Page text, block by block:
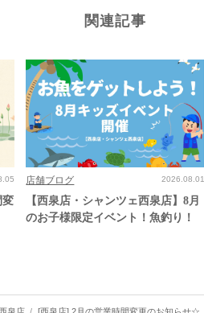
関連記事
変
店舗ブログ 2026.08.01
【西泉店・シャンツェ西泉店】8月
のお子様限定イベント！魚釣り！
泉店 [西泉店] 2月の営業時間変更のお知らせ☆